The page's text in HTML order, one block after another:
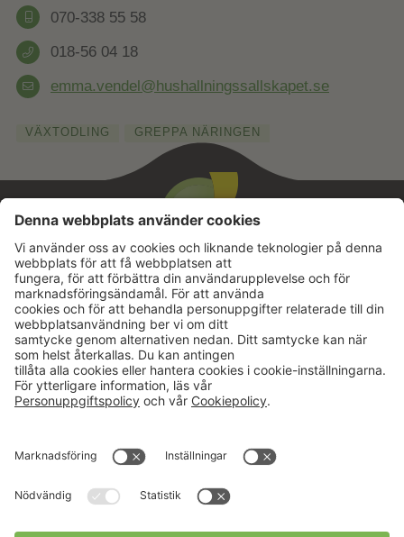
070-338 55 58
018-56 04 18
emma.vendel@hushallningssallskapet.se
VÄXTODLING GREPPA NÄRINGEN
Aktuellt
Karriär
Kalender
Press & media
Om oss
Verksamheter
Hushållningssällskapens
Förbund
Tjänster
Välkommen till Portalen!